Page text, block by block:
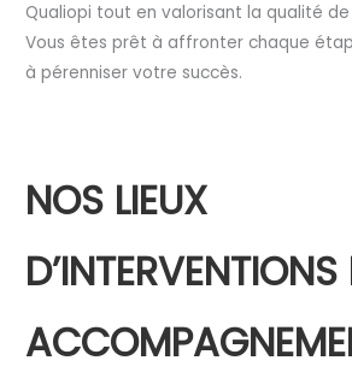
Qualiopi tout en valorisant la qualité
Vous êtes prêt à affronter chaque
à pérenniser votre succès.
NOS LIEUX